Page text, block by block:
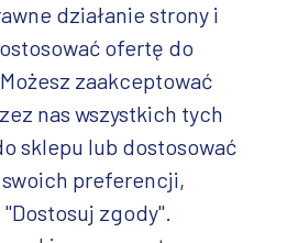
INFORMACJE
PRODUKTY CD.
POZOSTAŁE
działanie strony i
ofertę do
zaakceptować
nas wszystkich tych
sklepu lub dostosować
preferencji,
zgody".